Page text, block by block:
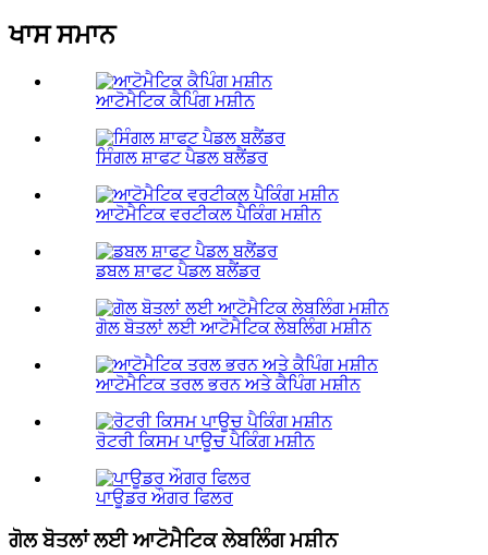
ਖਾਸ ਸਮਾਨ
ਆਟੋਮੈਟਿਕ ਕੈਪਿੰਗ ਮਸ਼ੀਨ
ਸਿੰਗਲ ਸ਼ਾਫਟ ਪੈਡਲ ਬਲੈਂਡਰ
ਆਟੋਮੈਟਿਕ ਵਰਟੀਕਲ ਪੈਕਿੰਗ ਮਸ਼ੀਨ
ਡਬਲ ਸ਼ਾਫਟ ਪੈਡਲ ਬਲੈਂਡਰ
ਗੋਲ ਬੋਤਲਾਂ ਲਈ ਆਟੋਮੈਟਿਕ ਲੇਬਲਿੰਗ ਮਸ਼ੀਨ
ਆਟੋਮੈਟਿਕ ਤਰਲ ਭਰਨ ਅਤੇ ਕੈਪਿੰਗ ਮਸ਼ੀਨ
ਰੋਟਰੀ ਕਿਸਮ ਪਾਊਚ ਪੈਕਿੰਗ ਮਸ਼ੀਨ
ਪਾਊਡਰ ਔਗਰ ਫਿਲਰ
ਗੋਲ ਬੋਤਲਾਂ ਲਈ ਆਟੋਮੈਟਿਕ ਲੇਬਲਿੰਗ ਮਸ਼ੀਨ